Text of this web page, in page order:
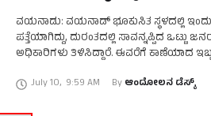
ವಯನಾಡು: ವಯನಾಡ್ ಭೂಕುಸಿತ ಸ್ಥಳದಲ್ಲಿ
ಪತ್ತೆಯಾಗಿದ್ದು, ದುರಂತದಲ್ಲಿ ಸಾವನ್ನಪ್ಪಿದ ಒಟ್ಟು
ಅಧಿಕಾರಿಗಳು ತಿಳಿಸಿದ್ದಾರೆ. ಈವರೆಗೆ ಕಾಣೆಯಾದ
July 10, 9:59 AM By ಆಂದೋಲನ ಡೆಸ್ಕ್